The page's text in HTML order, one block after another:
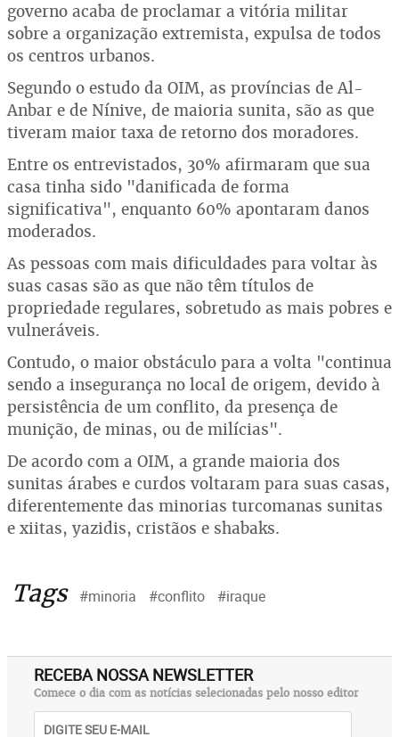
governo acaba de proclamar a vitória militar
sobre a organização extremista, expulsa de todos
os centros urbanos.
Segundo o estudo da OIM, as províncias de Al-
Anbar e de Nínive, de maioria sunita, são as que
tiveram maior taxa de retorno dos moradores.
Entre os entrevistados, 30% afirmaram que sua
casa tinha sido "danificada de forma
significativa", enquanto 60% apontaram danos
moderados.
As pessoas com mais dificuldades para voltar às
suas casas são as que não têm títulos de
propriedade regulares, sobretudo as mais pobres e
vulneráveis.
Contudo, o maior obstáculo para a volta "continua
sendo a insegurança no local de origem, devido à
persistência de um conflito, da presença de
munição, de minas, ou de milícias".
De acordo com a OIM, a grande maioria dos
sunitas árabes e curdos voltaram para suas casas,
diferentemente das minorias turcomanas sunitas
e xiitas, yazidis, cristãos e shabaks.
Tags #minoria #conflito #iraque
RECEBA NOSSA NEWSLETTER
Comece o dia com as notícias selecionadas pelo nosso editor